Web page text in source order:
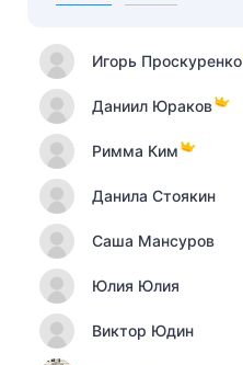
Игорь Проскуренко
Даниил Юраков
Римма Ким
Данила Стоякин
Саша Мансуров
Юлия Юлия
Виктор Юдин